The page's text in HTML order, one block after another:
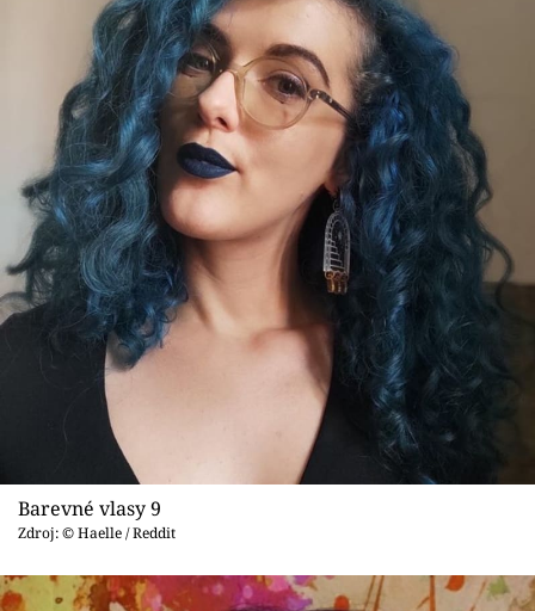
Barevné vlasy 9
Zdroj: © Haelle / Reddit